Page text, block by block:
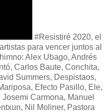
#Resistiré 2020, el
para vencer juntos al
Alex Ubago, Andrés
Carlos Baute, Conchita,
Summers, Despistaos,
Efecto Pasillo, Ele,
Carmona, Manuel
Nil Moliner, Pastora